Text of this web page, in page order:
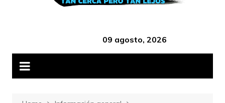
09 agosto, 2026